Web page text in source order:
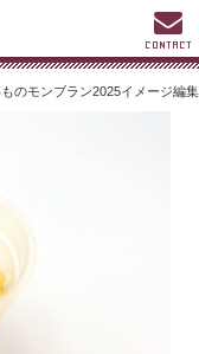
のモンブラン2025イメージ編集
CONTACT